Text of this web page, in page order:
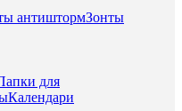
антиштормЗонты
для
Календари